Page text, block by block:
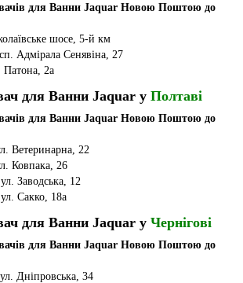
для Ванни Jaquar Новою Поштою до
шосе, 5-й км
Адмірала Сенявіна, 27
Патона, 2а
для Ванни Jaquar у Полтаві
для Ванни Jaquar Новою Поштою до
Ветеринарна, 22
Ковпака, 26
Заводська, 12
Сакко, 18а
для Ванни Jaquar у Чернігові
для Ванни Jaquar Новою Поштою до
Дніпровська, 34